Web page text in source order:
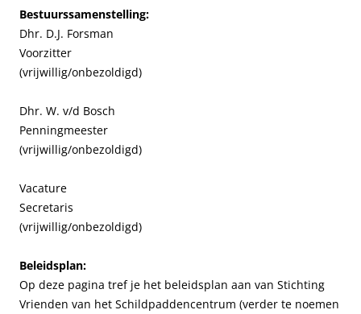
Bestuurssamenstelling:
Dhr. D.J. Forsman
Voorzitter
(vrijwillig/onbezoldigd)
Dhr. W. v/d Bosch
Penningmeester
(vrijwillig/onbezoldigd)
Vacature
Secretaris
(vrijwillig/onbezoldigd)
Beleidsplan:
Op deze pagina tref je het beleidsplan aan van Stichting
Vrienden van het Schildpaddencentrum (verder te noemen